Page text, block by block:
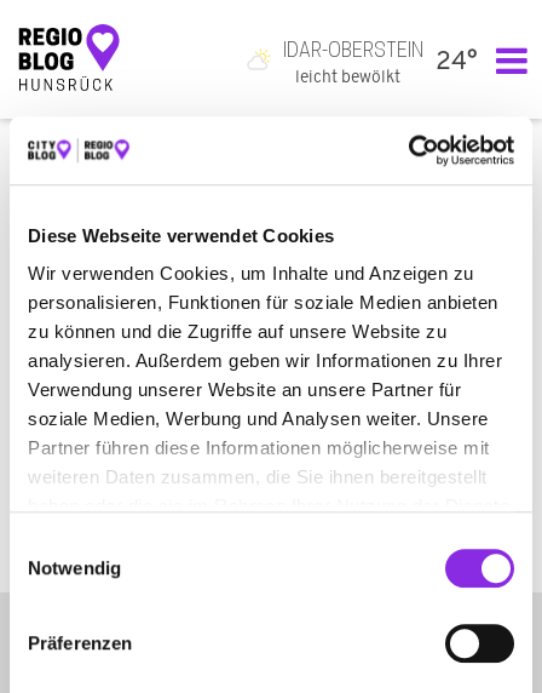
Diese Webseite verwendet Cookies
Wir verwenden Cookies, um Inhalte und Anzeigen zu
personalisieren, Funktionen für soziale Medien anbieten
zu können und die Zugriffe auf unsere Website zu
analysieren. Außerdem geben wir Informationen zu Ihrer
Verwendung unserer Website an unsere Partner für
soziale Medien, Werbung und Analysen weiter. Unsere
Partner führen diese Informationen möglicherweise mit
weiteren Daten zusammen, die Sie ihnen bereitgestellt
Notwendig
Präferenzen
Hauptnavigation
IDAR-OBERSTEIN
leicht bewölkt
24°
RECHTLICHE HINWEISE
Die Inhalte dieser Website wurden mit Sorgfalt zusammengestellt.
Für die Verfügbarkeit der Systeme sowie die Richtigkeit, Aktualität
und Vollständigkeit der Inhalte wird keine Gewähr übernommen.
Die Haftung für Schäden, einschließlich Folgeschäden, die Ihnen in
irgendeinem Zusammenhang mit der Nutzung der Website oder
deren Inhalte entstehen, wird ausgeschlossen, sofern nicht eine
grob fahrlässige oder vorsätzliche Pflichtverletzung oder eine
Verletzung von Leben, Körper und Gesundheit des
Websitebetreibers vorliegt.
Eine Nutzung und Verwertung der Inhalte für gewerbliche und